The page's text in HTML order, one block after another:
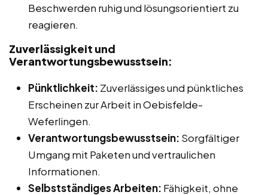
Beschwerden ruhig und lösungsorientiert zu
reagieren.
Zuverlässigkeit und
Verantwortungsbewusstsein:
Pünktlichkeit: Zuverlässiges und pünktliches
Erscheinen zur Arbeit in Oebisfelde-
Weferlingen.
Verantwortungsbewusstsein: Sorgfältiger
Umgang mit Paketen und vertraulichen
Informationen.
Selbstständiges Arbeiten: Fähigkeit, ohne